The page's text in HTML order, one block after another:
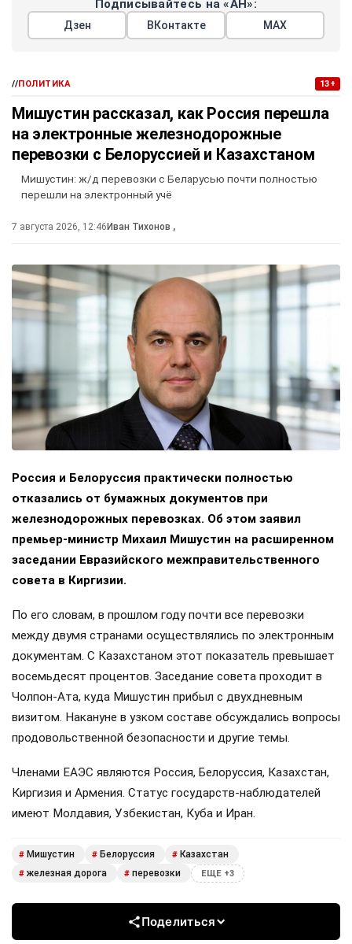
Подписывайтесь на «АН»:
Дзен ВКонтакте МАХ
//ПОЛИТИКА 13+
Мишустин рассказал, как Россия перешла
на электронные железнодорожные
перевозки с Белоруссией и Казахстаном
Мишустин: ж/д перевозки с Беларусью почти полностью
перешли на электронный учё
7 августа 2026, 12:46 Иван Тихонов ,
Россия и Белоруссия практически полностью
отказались от бумажных документов при
железнодорожных перевозках. Об этом заявил
премьер-министр Михаил Мишустин на расширенном
заседании Евразийского межправительственного
совета в Киргизии.
По его словам, в прошлом году почти все перевозки
между двумя странами осуществлялись по электронным
документам. С Казахстаном этот показатель превышает
восемьдесят процентов. Заседание совета проходит в
Чолпон-Ата, куда Мишустин прибыл с двухдневным
визитом. Накануне в узком составе обсуждались вопросы
продовольственной безопасности и другие темы.
Членами ЕАЭС являются Россия, Белоруссия, Казахстан,
Киргизия и Армения. Статус государств-наблюдателей
имеют Молдавия, Узбекистан, Куба и Иран.
# Мишустин # Белоруссия # Казахстан
# железная дорога # перевозки ЕЩЕ +3
Поделиться